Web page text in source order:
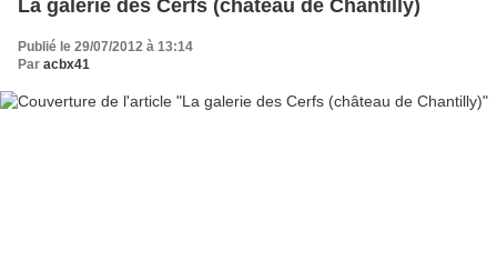
La galerie des Cerfs (château de Chantilly)
Publié le 29/07/2012 à 13:14
Par acbx41